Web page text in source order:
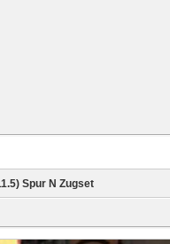
Spur N Zugset